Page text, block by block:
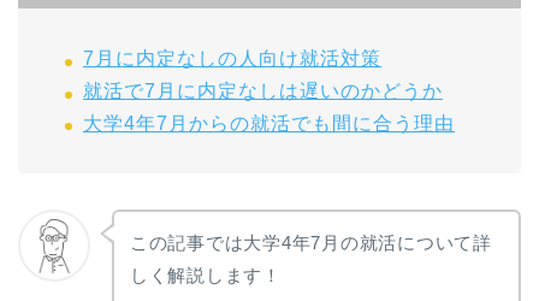
7月に内定なしの人向け就活対策
就活で7月に内定なしは遅いのかどうか
大学4年7月からの就活でも間に合う理由
この記事では大学4年7月の就活について詳
しく解説します！